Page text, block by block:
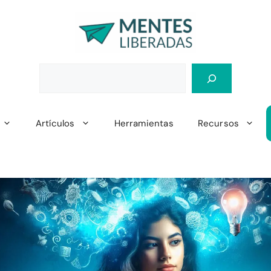
Artículos Herramientas Recursos